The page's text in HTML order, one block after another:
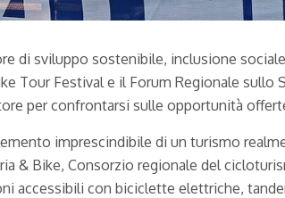
di sviluppo sostenibile, inclusione
Tour Festival e il Forum Regionale
per confrontarsi sulle opportunità
imprescindibile di un turismo
& Bike, Consorzio regionale del
accessibili con biciclette elettriche,